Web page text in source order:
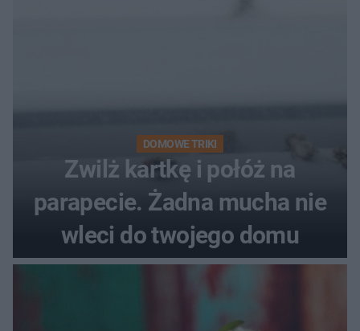
DOMOWE TRIKI
Zwilż kartkę i połóż na
parapecie. Żadna mucha nie
wleci do twojego domu